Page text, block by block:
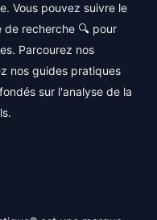
Vous pouvez suivre le
de recherche 🔍 pour
Parcourez nos
nos guides pratiques
sur l'analyse de la